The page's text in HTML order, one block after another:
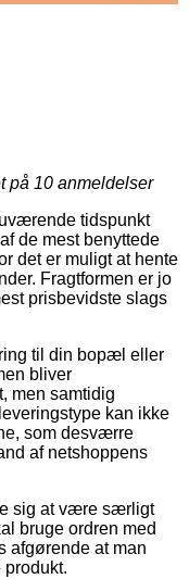
på 10 anmeldelser
tidspunkt
de mest benyttede
det er muligt at hente
Fragtformen er jo
prisbevidste slags
til din bopæl eller
bliver
men samtidig
kan ikke
som desværre
af netshoppens
sig at være særligt
bruge ordren med
afgørende at man